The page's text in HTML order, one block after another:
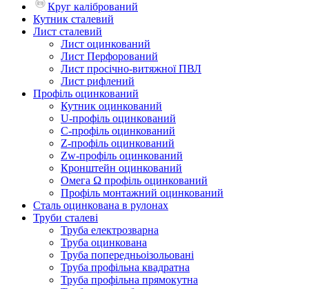
Круг калібрований
Кутник сталевий
Лист сталевий
Лист оцинкований
Лист Перфорований
Лист просічно-витяжної ПВЛ
Лист рифлений
Профіль оцинкований
Кутник оцинкований
U-профіль оцинкований
С-профіль оцинкований
Z-профіль оцинкований
Zw-профіль оцинкований
Кронштейн оцинкований
Омега Ω профіль оцинкований
Профіль монтажний оцинкований
Сталь оцинкована в рулонах
Труби сталеві
Труба електрозварна
Труба оцинкована
Труба попередньоізольовані
Труба профільна квадратна
Труба профільна прямокутна